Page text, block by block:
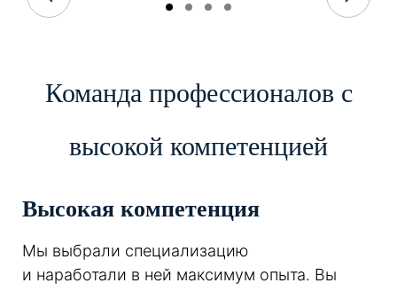
Команда профессионалов с
высокой компетенцией
Высокая компетенция
Мы выбрали специализацию
и наработали в ней максимум опыта. Вы